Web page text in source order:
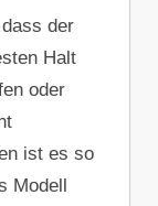
der
Halt
oder
ist es so
Modell